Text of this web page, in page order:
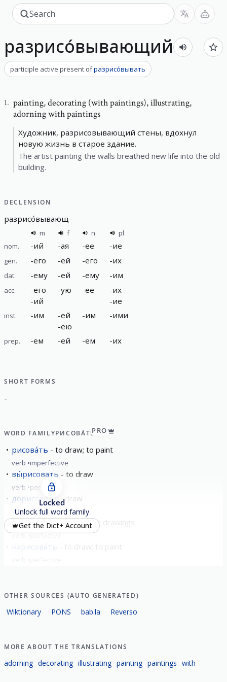
разрисо́вывающий
participle active present ofразрисо́вывать
1. painting,decorating (with paintings), illustrating,
adorning with paintings
Художник, разрисовывающий стены, вдохнул
новую жизнь в старое здание.
The artist painting the walls breathed new life into the old
building.
DECLENSION
разрисо́вывающ-
m f n
pl
nom.
-ий -ая -ее -ие
gen. -его -ей -его -их
dat. -ему -ей -ему -им
acc. -его
-ий
-ую -ее -их
-ие
inst. -им -ей
-ею
-им -ими
prep. -ем -ей -ем -их
SHORT FORMS
-
WORD FAMILYРИСОВА́ТЬPRO
рисова́ть to draw; to paint
verb imperfective
вы́рисовать to draw
verb perfective
дорисова́ть draw
verb perfective
изрисова́ть cover with drawings
verb perfective
нарисова́ть
Locked
Unlock full word family
Get the Dict+ Account
OTHER SOURCES (AUTO GENERATED)
Wiktionary PONS bab.la Reverso
MORE ABOUT THE TRANSLATIONS
adorning decorating illustrating painting paintings with